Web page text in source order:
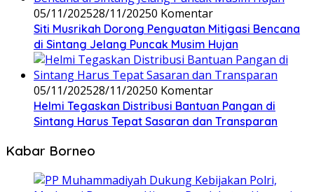
05/11/202528/11/20250 Komentar
Siti Musrikah Dorong Penguatan Mitigasi Bencana
di Sintang Jelang Puncak Musim Hujan
05/11/202528/11/20250 Komentar
Helmi Tegaskan Distribusi Bantuan Pangan di
Sintang Harus Tepat Sasaran dan Transparan
Kabar Borneo